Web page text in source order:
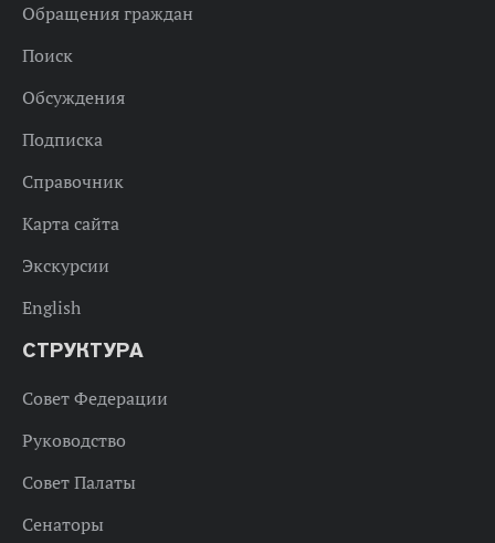
Обращения граждан
Поиск
Обсуждения
Подписка
Справочник
Карта сайта
Экскурсии
English
СТРУКТУРА
Совет Федерации
Руководство
Совет Палаты
Сенаторы